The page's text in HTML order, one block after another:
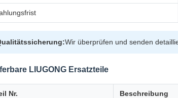
Wir überprüfen und senden
LIUGONG Ersatzteile
Nr. Beschreibung